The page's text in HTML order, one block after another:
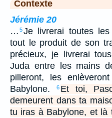
Contexte
Jérémie 20
… 5Je livrerai toutes
tout le produit de son
précieux, je livrerai
Juda entre les mains
pilleront, les
Babylone.
6 Et toi,
demeurent dans ta
tu iras à Babylone, et là